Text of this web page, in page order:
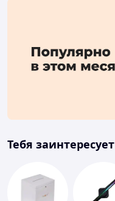
Тебя заинтересует